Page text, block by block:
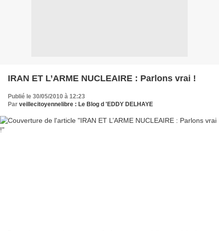
IRAN ET L’ARME NUCLEAIRE : Parlons vrai !
Publié le 30/05/2010 à 12:23
Par veillecitoyennelibre : Le Blog d 'EDDY DELHAYE